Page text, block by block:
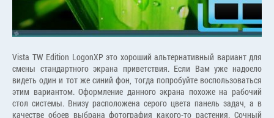
Vista TW Edition LogonXP это хороший альтернативный вариант для
смены стандартного экрана приветствия. Если Вам уже надоело
видеть один и тот же синий фон, тогда попробуйте воспользоваться
этим вариантом. Оформление данного экрана похоже на рабочий
стол системы. Внизу расположена серого цвета панель задач, а в
качестве обоев выбрана фотография какого-то растения. Сочный